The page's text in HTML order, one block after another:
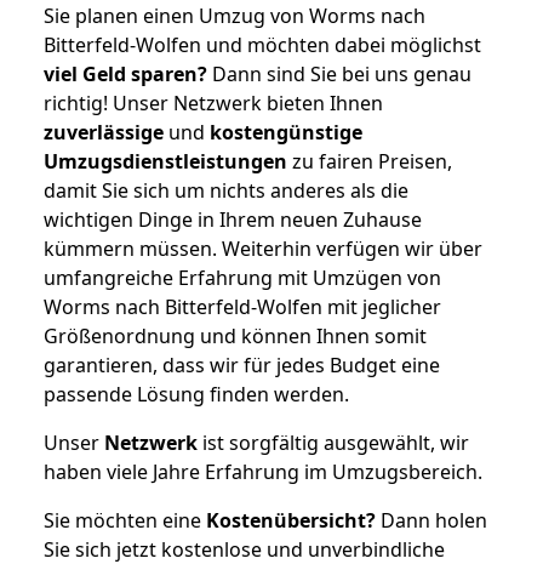
Sie planen einen Umzug von Worms nach
Bitterfeld-Wolfen und möchten dabei möglichst
viel Geld sparen? Dann sind Sie bei uns genau
richtig! Unser Netzwerk bieten Ihnen
zuverlässige und kostengünstige
Umzugsdienstleistungen zu fairen Preisen,
damit Sie sich um nichts anderes als die
wichtigen Dinge in Ihrem neuen Zuhause
kümmern müssen. Weiterhin verfügen wir über
umfangreiche Erfahrung mit Umzügen von
Worms nach Bitterfeld-Wolfen mit jeglicher
Größenordnung und können Ihnen somit
garantieren, dass wir für jedes Budget eine
passende Lösung finden werden.
Unser Netzwerk ist sorgfältig ausgewählt, wir
haben viele Jahre Erfahrung im Umzugsbereich.
Sie möchten eine Kostenübersicht? Dann holen
Sie sich jetzt kostenlose und unverbindliche